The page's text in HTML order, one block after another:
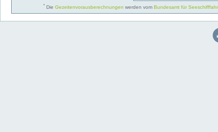
* Die Gezeitenvorausberechnungen werden vom Bundesamt für